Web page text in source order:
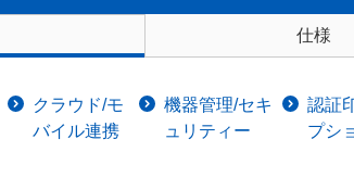
仕様
クラウド/モ
バイル連携
機器管理/セキ
ュリティー
認証
プシ